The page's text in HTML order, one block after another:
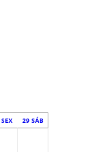
SEX 29 SÁB